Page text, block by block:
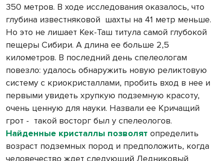
350 метров. В ходе исследования оказалось, что
глубина известняковой шахты на 41 метр меньше.
Но это не лишает Кек-Таш титула самой глубокой
пещеры Сибири. А длина ее больше 2,5
километров. В последний день спелеологам
повезло: удалось обнаружить новую реликтовую
систему с криокристаллами, пробить вход в нее и
первыми увидеть хрупкую подземную красоту,
очень ценную для науки. Назвали ее Кричащий
грот - такой восторг был у спелеологов.
Найденные кристаллы позволят определить
возраст подземных пород и предположить, когда
человечество ждет следующий Ледниковый